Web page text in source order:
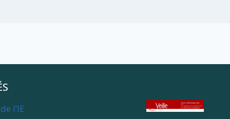
l’IE